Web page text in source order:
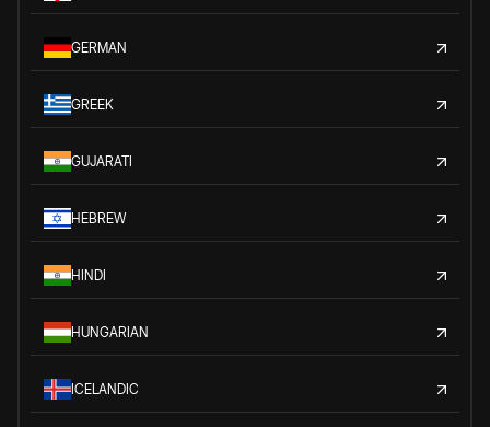
GERMAN
GREEK
GUJARATI
HEBREW
HINDI
HUNGARIAN
ICELANDIC